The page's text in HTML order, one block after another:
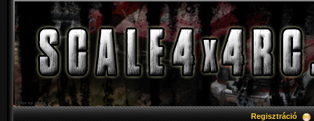
Regisztráció